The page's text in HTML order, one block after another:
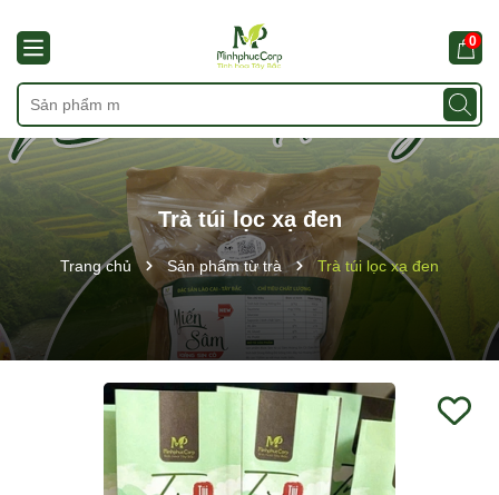
0
Trà túi lọc xạ đen
Trang chủ Sản phẩm từ trà Trà túi lọc xạ đen